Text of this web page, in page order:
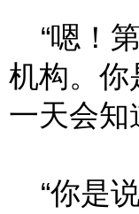
“嗯！
机构。你
一天会知
“你是